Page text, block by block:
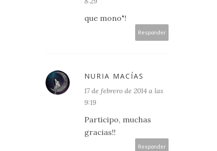
que mono"!
Responder
NURIA MACÍAS
17 de febrero de 2014 a las
9:19
Participo, muchas
gracias!!
Responder